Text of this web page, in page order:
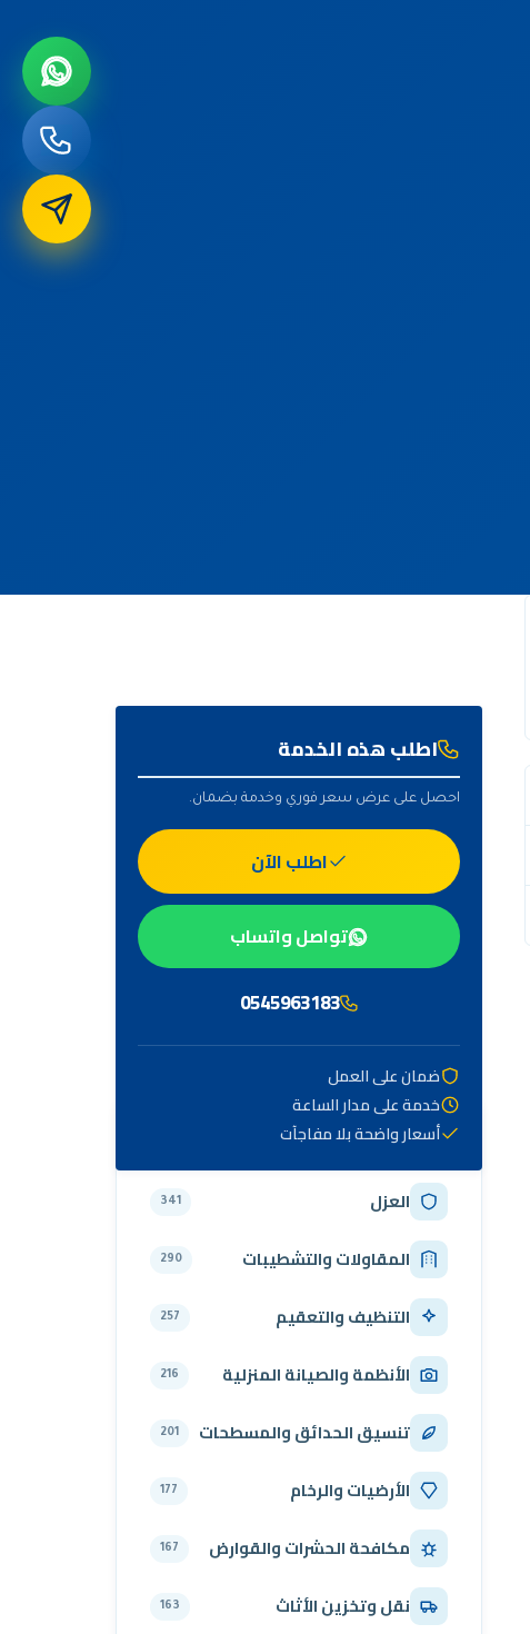
اطلب هذه الخدمة
احصل على عرض سعر فوري وخدمة بضمان.
اطلب الآن
تواصل واتساب
0545963183
ضمان على العمل
خدمة على مدار الساعة
أسعار واضحة بلا مفاجآت
أهم التصنيفات
العزل 341
المقاولات والتشطيبات 290
التنظيف والتعقيم 257
الأنظمة والصيانة المنزلية 216
تنسيق الحدائق والمسطحات 201
الأرضيات والرخام 177
مكافحة الحشرات والقوارض 167
نقل وتخزين الأثاث 163